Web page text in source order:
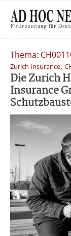
Thema:
Zurich Insurance,
Die Zurich
Insurance